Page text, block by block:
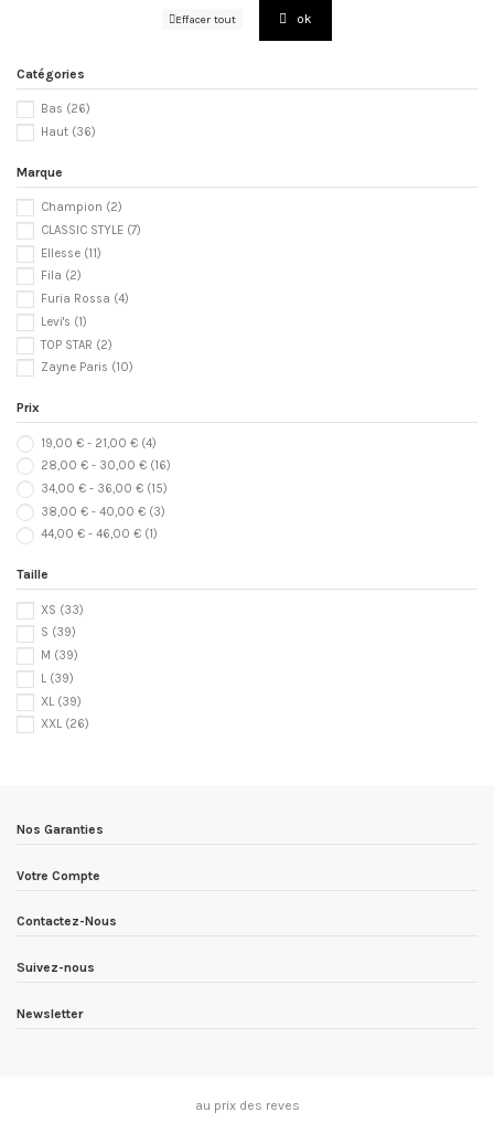
Effacer tout ok
Catégories
Bas (26)
Haut (36)
Marque
Champion (2)
CLASSIC STYLE (7)
Ellesse (11)
Fila (2)
Furia Rossa (4)
Levi's (1)
TOP STAR (2)
Zayne Paris (10)
Prix
19,00 € - 21,00 € (4)
28,00 € - 30,00 € (16)
34,00 € - 36,00 € (15)
38,00 € - 40,00 € (3)
44,00 € - 46,00 € (1)
Taille
XS (33)
S (39)
M (39)
L (39)
XL (39)
XXL (26)
Nos Garanties
Votre Compte
Contactez-Nous
Suivez-nous
Newsletter
au prix des reves